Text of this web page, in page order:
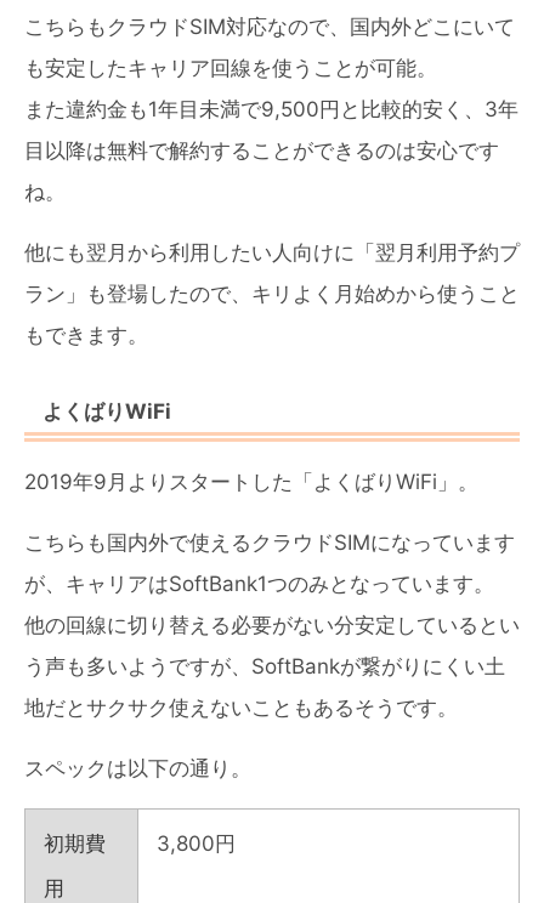
こちらもクラウドSIM対応なので、国内外どこにいて
も安定したキャリア回線を使うことが可能。
また違約金も1年目未満で9,500円と比較的安く、3年
目以降は無料で解約することができるのは安心です
ね。
他にも翌月から利用したい人向けに「翌月利用予約プ
ラン」も登場したので、キリよく月始めから使うこと
もできます。
よくばりWiFi
2019年9月よりスタートした「よくばりWiFi」。
こちらも国内外で使えるクラウドSIMになっています
が、キャリアはSoftBank1つのみとなっています。
他の回線に切り替える必要がない分安定しているとい
う声も多いようですが、SoftBankが繋がりにくい土
地だとサクサク使えないこともあるそうです。
スペックは以下の通り。
初期費
用
3,800円